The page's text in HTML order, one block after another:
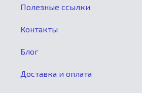
Полезные ссылки
Контакты
Блог
Доставка и оплата